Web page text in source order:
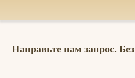
Направьте нам запрос.